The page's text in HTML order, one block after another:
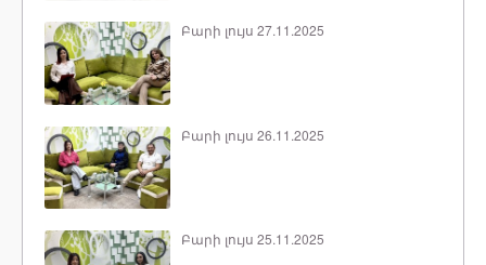
Բարի լույս 27.11.2025
Բարի լույս 26.11.2025
Բարի լույս 25.11.2025